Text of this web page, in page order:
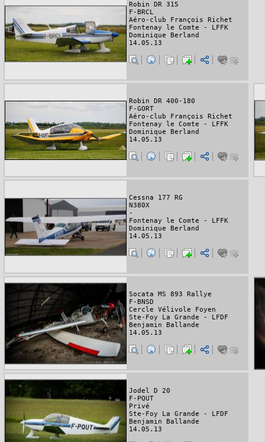
Robin DR 315
F-BRCL
Aéro-club François Richet
Fontenay le Comte - LFFK
Dominique Berland
14.05.13
Robin DR 400-180
F-GORT
Aéro-club François Richet
Fontenay le Comte - LFFK
Dominique Berland
14.05.13
Cessna 177 RG
N380X
-
Fontenay le Comte - LFFK
Dominique Berland
14.05.13
Socata MS 893 Rallye
F-BNSD
Cercle Vélivole Foyen
Ste-Foy La Grande - LFDF
Benjamin Ballande
14.05.13
Jodel D 20
F-PQUT
Privé
Ste-Foy La Grande - LFDF
Benjamin Ballande
14.05.13